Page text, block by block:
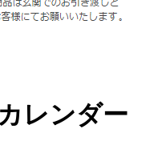
レンダー